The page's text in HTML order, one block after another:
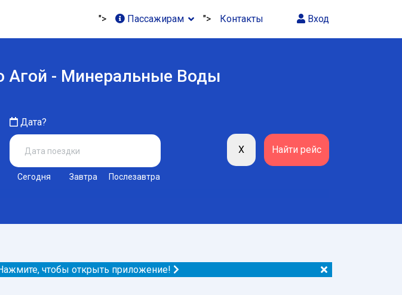
Вход
"> Пассажирам "> Контакты
Агой - Минеральные Воды
Дата?
Сегодня Завтра Послезавтра
чтобы открыть приложение!